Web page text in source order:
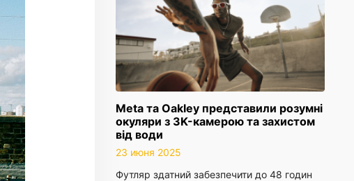
Meta та Oakley представили розумні
окуляри з 3K-камерою та захистом
від води
23 июня 2025
Футляр здатний забезпечити до 48 годин